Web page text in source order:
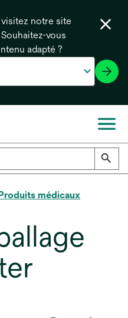
notre site
vous
adapté ?
médicaux